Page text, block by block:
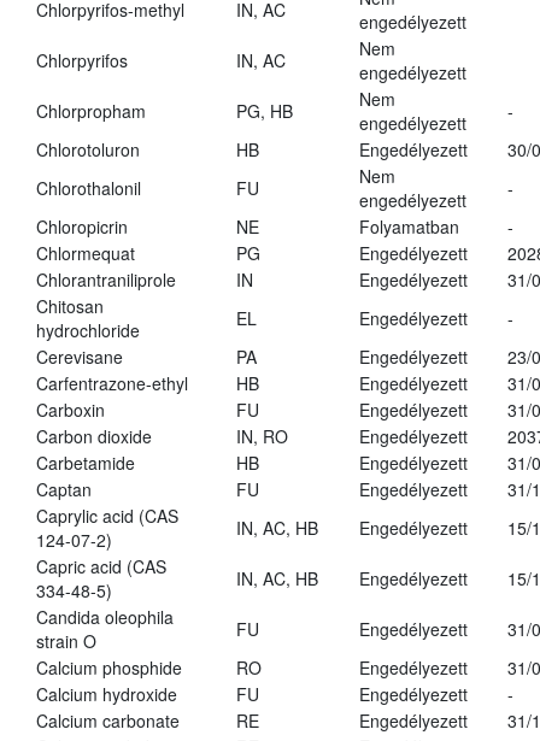
Chlorpyrifos-methyl
IN, AC
engedélyezett
Chlorpyrifos
IN, AC
Nem
engedélyezett
Chlorpropham
PG, HB
Nem
engedélyezett
-
Chlorotoluron
HB Engedélyezett
30/
Chlorothalonil
FU
Nem
engedélyezett
-
Chloropicrin
NE Folyamatban
-
Chlormequat
PG Engedélyezett
Chlorantraniliprole
IN Engedélyezett
31/
Chitosan
hydrochloride
EL Engedélyezett
-
Cerevisane
PA Engedélyezett
23/
Carfentrazone-ethyl
HB Engedélyezett
31/
Carboxin
FU Engedélyezett
31/
Carbon dioxide
IN, RO Engedélyezett
Carbetamide
HB Engedélyezett
31/
Captan
FU Engedélyezett
31/
Caprylic acid (CAS
124-07-2)
IN, AC, HB Engedélyezett
15/
Capric acid (CAS
334-48-5)
IN, AC, HB Engedélyezett
15/
Candida oleophila
strain O
FU Engedélyezett
31/
Calcium phosphide
RO Engedélyezett
31/
Calcium hydroxide
FU Engedélyezett
-
Calcium carbonate
RE Engedélyezett
31/